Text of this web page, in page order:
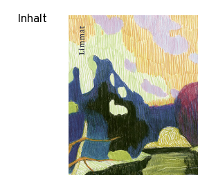
Inhalt